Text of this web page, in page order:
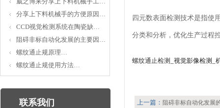
分享上下料机械手的方便原因…
CCD视觉检测系统在陶瓷缺…
阻碍非标自动化发展的主要因…
螺纹通止规原理…
螺纹通止规使用方法…
联系我们
四元数表面检测技术是指使
分类和分析，优化生产过程
螺纹通止检测 _视觉影像检测
上一篇： 阻碍非标自动化发展